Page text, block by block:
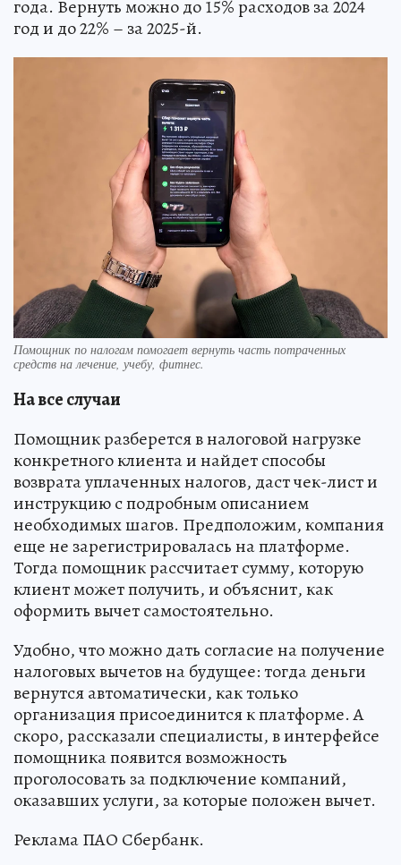
года. Вернуть можно до 15% расходов за 2024
год и до 22% – за 2025-й.
Помощник по налогам помогает вернуть часть потраченных
средств на лечение, учебу, фитнес.
На все случаи
Помощник разберется в налоговой нагрузке
конкретного клиента и найдет способы
возврата уплаченных налогов, даст чек-лист и
инструкцию с подробным описанием
необходимых шагов. Предположим, компания
еще не зарегистрировалась на платформе.
Тогда помощник рассчитает сумму, которую
клиент может получить, и объяснит, как
оформить вычет самостоятельно.
Удобно, что можно дать согласие на получение
налоговых вычетов на будущее: тогда деньги
вернутся автоматически, как только
организация присоединится к платформе. А
скоро, рассказали специалисты, в интерфейсе
помощника появится возможность
проголосовать за подключение компаний,
оказавших услуги, за которые положен вычет.
Реклама ПАО Сбербанк.